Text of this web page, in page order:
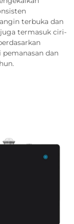
terbuka dan
termasuk ciri-
dan